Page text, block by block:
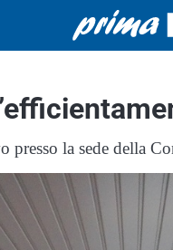
la sede della